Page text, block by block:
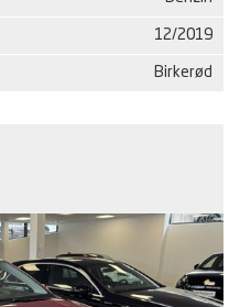
12/2019
Birkerød